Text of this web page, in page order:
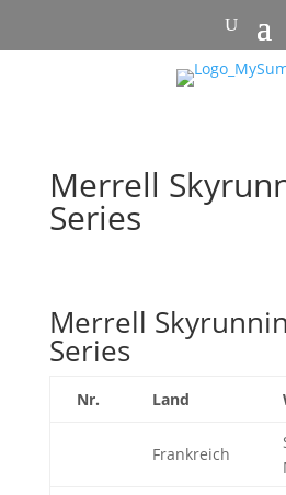
Merrell
Series
Merrell
Series
Nr. Land
Frankreich